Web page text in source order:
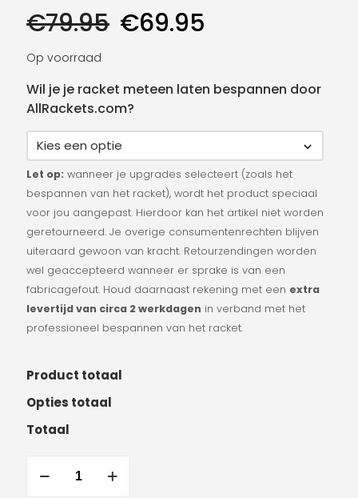
€79.95 Oorspronkelijke
prijs
€79.95.
€69.95
€69.95.
Op voorraad
Wil je je racket meteen laten bespannen door
AllRackets.com?
Let op: wanneer je upgrades selecteert (zoals het
bespannen van het racket), wordt het product speciaal
voor jou aangepast. Hierdoor kan het artikel niet worden
geretourneerd. Je overige consumentenrechten blijven
uiteraard gewoon van kracht. Retourzendingen worden
wel geaccepteerd wanneer er sprake is van een
fabricagefout. Houd daarnaast rekening met een extra
levertijd van circa 2 werkdagen in verband met het
professioneel bespannen van het racket.
Product totaal
Opties totaal
Totaal